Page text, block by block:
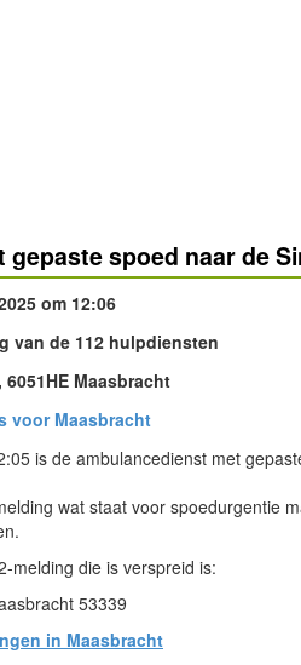
gepaste spoed naar de
om 12:06
van de 112 hulpdiensten
Maasbracht
voor Maasbracht
is de ambulancedienst met
wat staat voor spoedurgentie
melding die is verspreid is:
53339
in Maasbracht